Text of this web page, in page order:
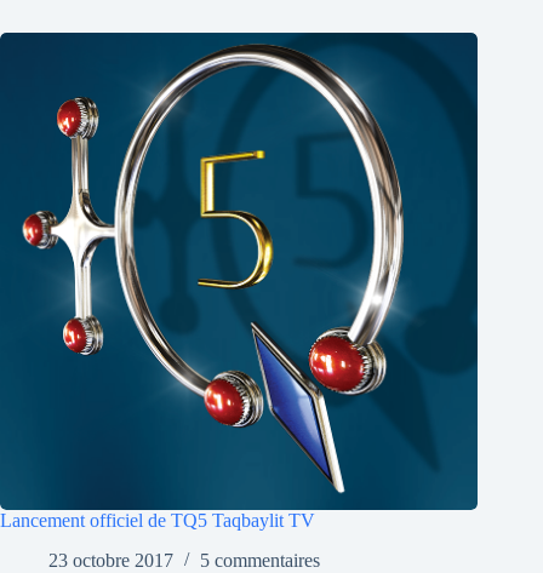
Lancement officiel de TQ5 Taqbaylit TV
23 octobre 2017
5 commentaires